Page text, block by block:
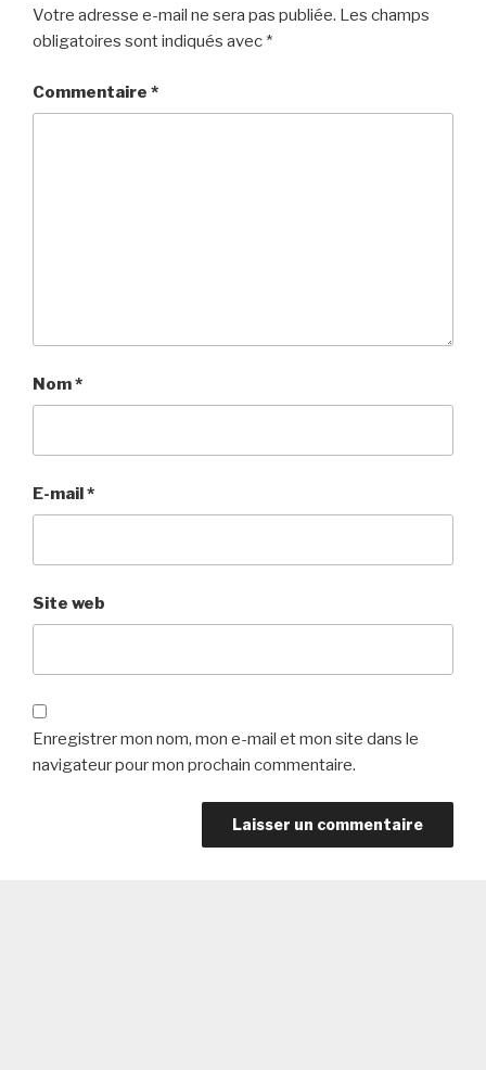
Votre adresse e-mail ne sera pas publiée. Les champs
obligatoires sont indiqués avec *
Commentaire *
Nom*
E-mail*
Site web
Enregistrer mon nom, mon e-mail et mon site dans le
navigateur pour mon prochain commentaire.